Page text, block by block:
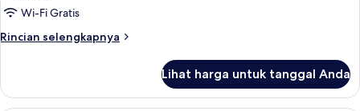
Wi-Fi Gratis
Rincian selengkapnya
Rincian
Designer
Suite
Lihat harga untuk tanggal Anda